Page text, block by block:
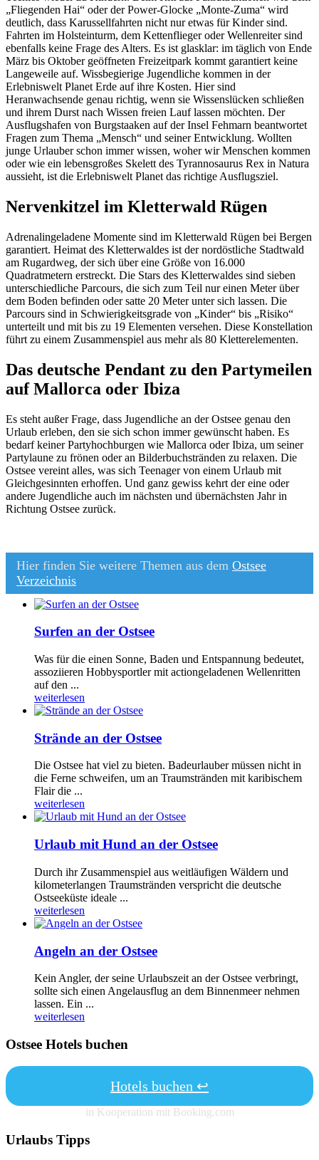
„Fliegenden Hai“ oder der Power-Glocke „Monte-Zuma“ wird
deutlich, dass Karussellfahrten nicht nur etwas für Kinder sind.
Fahrten im Holsteinturm, dem Kettenflieger oder Wellenreiter sind
ebenfalls keine Frage des Alters. Es ist glasklar: im täglich von Ende
März bis Oktober geöffneten Freizeitpark kommt garantiert keine
Langeweile auf. Wissbegierige Jugendliche kommen in der
Erlebniswelt Planet Erde auf ihre Kosten. Hier sind
Heranwachsende genau richtig, wenn sie Wissenslücken schließen
und ihrem Durst nach Wissen freien Lauf lassen möchten. Der
Ausflugshafen von Burgstaaken auf der Insel Fehmarn beantwortet
Fragen zum Thema „Mensch“ und seiner Entwicklung. Wollten
junge Urlauber schon immer wissen, woher wir Menschen kommen
oder wie ein lebensgroßes Skelett des Tyrannosaurus Rex in Natura
aussieht, ist die Erlebniswelt Planet das richtige Ausflugsziel.
Nervenkitzel im Kletterwald Rügen
Adrenalingeladene Momente sind im Kletterwald Rügen bei Bergen
garantiert. Heimat des Kletterwaldes ist der nordöstliche Stadtwald
am Rugardweg, der sich über eine Größe von 16.000
Quadratmetern erstreckt. Die Stars des Kletterwaldes sind sieben
unterschiedliche Parcours, die sich zum Teil nur einen Meter über
dem Boden befinden oder satte 20 Meter unter sich lassen. Die
Parcours sind in Schwierigkeitsgrade von „Kinder“ bis „Risiko“
unterteilt und mit bis zu 19 Elementen versehen. Diese Konstellation
führt zu einem Zusammenspiel aus mehr als 80 Kletterelementen.
Das deutsche Pendant zu den Partymeilen
auf Mallorca oder Ibiza
Es steht außer Frage, dass Jugendliche an der Ostsee genau den
Urlaub erleben, den sie sich schon immer gewünscht haben. Es
bedarf keiner Partyhochburgen wie Mallorca oder Ibiza, um seiner
Partylaune zu frönen oder an Bilderbuchstränden zu relaxen. Die
Ostsee vereint alles, was sich Teenager von einem Urlaub mit
Gleichgesinnten erhoffen. Und ganz gewiss kehrt der eine oder
andere Jugendliche auch im nächsten und übernächsten Jahr in
Richtung Ostsee zurück.
Hier finden Sie weitere Themen aus dem Ostsee
Verzeichnis
Surfen an der Ostsee
Was für die einen Sonne, Baden und Entspannung bedeutet,
assoziieren Hobbysportler mit actiongeladenen Wellenritten
auf den ...
weiterlesen
Strände an der Ostsee
Die Ostsee hat viel zu bieten. Badeurlauber müssen nicht in
die Ferne schweifen, um an Traumstränden mit karibischem
Flair die ...
weiterlesen
Urlaub mit Hund an der Ostsee
Durch ihr Zusammenspiel aus weitläufigen Wäldern und
kilometerlangen Traumstränden verspricht die deutsche
Ostseeküste ideale ...
weiterlesen
Angeln an der Ostsee
Kein Angler, der seine Urlaubszeit an der Ostsee verbringt,
sollte sich einen Angelausflug an dem Binnenmeer nehmen
lassen. Ein ...
weiterlesen
Ostsee Hotels buchen
Hotels buchen ↩
in Kooperation mit Booking.com
Urlaubs Tipps